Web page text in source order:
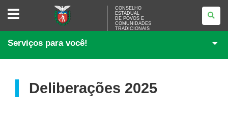
CONSELHO
ESTADUAL
POVOS
COMUNIDADES
CONSELHO
ESTADUAL
DE POVOS E
COMUNIDADES
TRADICIONAIS
Serviços para você!
Deliberações 2025